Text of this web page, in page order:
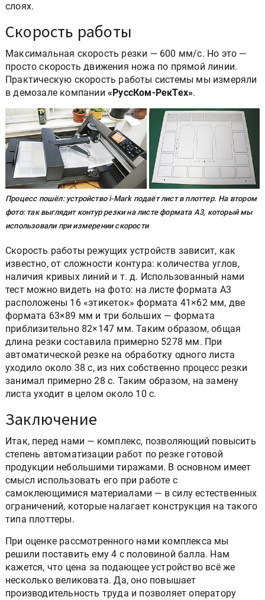
слоях.
Скорость работы
Максимальная скорость резки — 600 мм/с. Но это —
просто скорость движения ножа по прямой линии.
Практическую скорость работы системы мы измеряли
в демозале компании «РуссКом-РекТех».
Процесс пошёл: устройство i-Mark подаёт лист в плоттер. На втором
фото: так выглядит контур резки на листе формата А3, который мы
использовали при измерении скорости
Скорость работы режущих устройств зависит, как
известно, от сложности контура: количества углов,
наличия кривых линий и т. д. Использованный нами
тест можно видеть на фото: на листе формата А3
расположены 16 «этикеток» формата 41×62 мм, две
формата 63×89 мм и три больших — формата
приблизительно 82×147 мм. Таким образом, общая
длина резки составила примерно 5278 мм. При
автоматической резке на обработку одного листа
уходило около 38 с, из них собственно процесс резки
занимал примерно 28 с. Таким образом, на замену
листа уходит в целом около 10 с.
Заключение
Итак, перед нами — комплекс, позволяющий повысить
степень автоматизации работ по резке готовой
продукции небольшими тиражами. В основном имеет
смысл использовать его при работе с
самоклеющимися материалами — в силу естественных
ограничений, которые налагает конструкция на такого
типа плоттеры.
При оценке рассмотренного нами комплекса мы
решили поставить ему 4 с половиной балла. Нам
кажется, что цена за подающее устройство всё же
несколько великовата. Да, оно повышает
производительность труда и позволяет оператору